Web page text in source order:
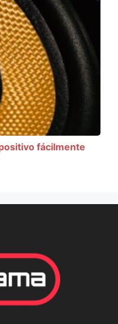
fácilmente